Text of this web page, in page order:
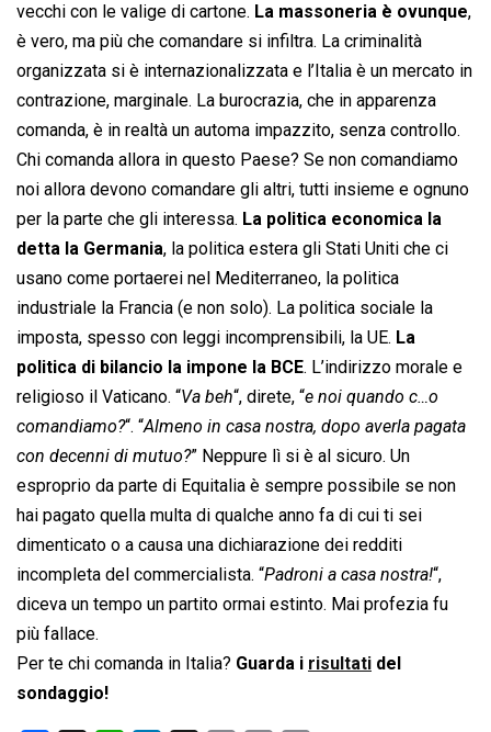
vecchi con le valige di cartone. La massoneria è ovunque,
è vero, ma più che comandare si infiltra. La criminalità
organizzata si è internazionalizzata e l’Italia è un mercato in
contrazione, marginale. La burocrazia, che in apparenza
comanda, è in realtà un automa impazzito, senza controllo.
Chi comanda allora in questo Paese? Se non comandiamo
noi allora devono comandare gli altri, tutti insieme e ognuno
per la parte che gli interessa. La politica economica la
detta la Germania, la politica estera gli Stati Uniti che ci
usano come portaerei nel Mediterraneo, la politica
industriale la Francia (e non solo). La politica sociale la
imposta, spesso con leggi incomprensibili, la UE. La
politica di bilancio la impone la BCE. L’indirizzo morale e
religioso il Vaticano. “Va beh“, direte, “e noi quando c…o
comandiamo?“. “Almeno in casa nostra, dopo averla pagata
con decenni di mutuo?” Neppure lì si è al sicuro. Un
esproprio da parte di Equitalia è sempre possibile se non
hai pagato quella multa di qualche anno fa di cui ti sei
dimenticato o a causa una dichiarazione dei redditi
incompleta del commercialista. “Padroni a casa nostra!“,
diceva un tempo un partito ormai estinto. Mai profezia fu
più fallace.
Per te chi comanda in Italia? Guarda i risultati del
sondaggio!